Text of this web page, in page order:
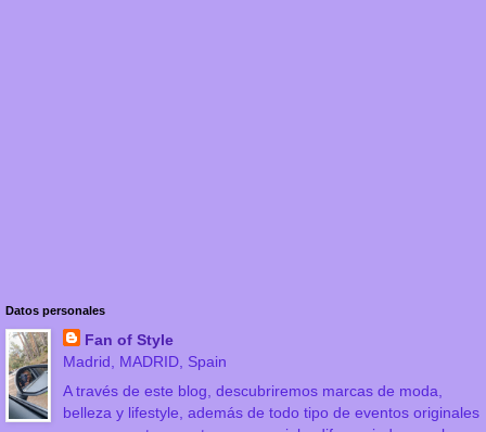
Datos personales
Fan of Style
Madrid, MADRID, Spain
A través de este blog, descubriremos marcas de moda,
belleza y lifestyle, además de todo tipo de eventos originales